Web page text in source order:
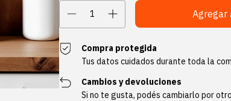
Compra protegida
Tus datos cuidados durante toda la
Cambios y devoluciones
Si no te gusta, podés cambiarlo por